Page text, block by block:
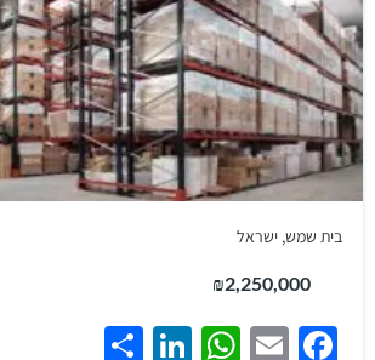
בית שמש, ישראל
₪2,250,000
Facebook
Email
WhatsApp
LinkedIn
Share